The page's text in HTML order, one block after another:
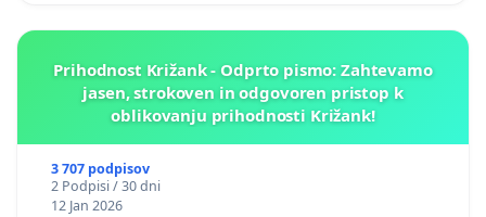
Prihodnost Križank - Odprto pismo: Zahtevamo
jasen, strokoven in odgovoren pristop k
oblikovanju prihodnosti Križank!
3 707 podpisov
2 Podpisi / 30 dni
12 Jan 2026